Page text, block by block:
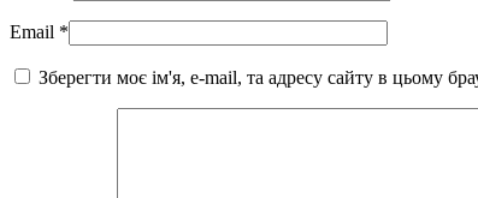
Email *
Зберегти моє ім'я, e-mail, та адресу сайту в цьому